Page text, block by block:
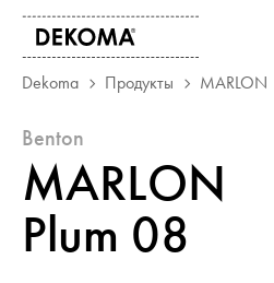
ЖУРНАЛ
О НАС
КОНТАКТ
Dekoma Продукты MARLON
benton
MARLON
Plum 08